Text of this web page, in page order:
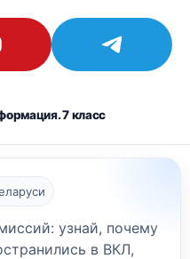
7 класс
узнай, почему
в ВКЛ,